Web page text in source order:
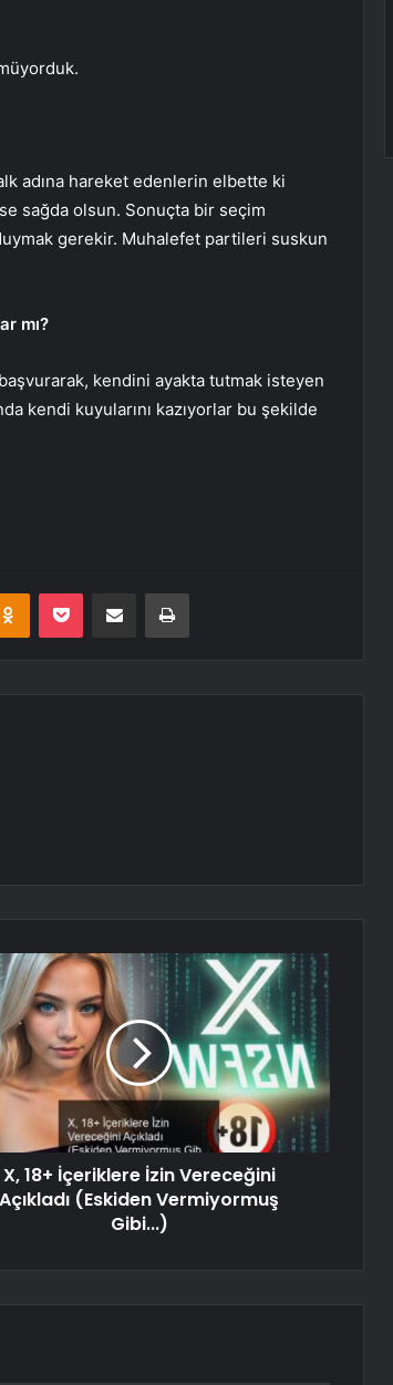
adına hareket edenlerin elbette ki
sağda olsun. Sonuçta bir seçim
gerekir. Muhalefet partileri suskun
mı?
kendini ayakta tutmak isteyen
kendi kuyularını kazıyorlar bu şekilde
Odnoklassniki
Pocket E-Posta ile paylaş Yazdır
X, 18+ İçeriklere İzin Vereceğini
Açıkladı (Eskiden Vermiyormuş
Gibi...)